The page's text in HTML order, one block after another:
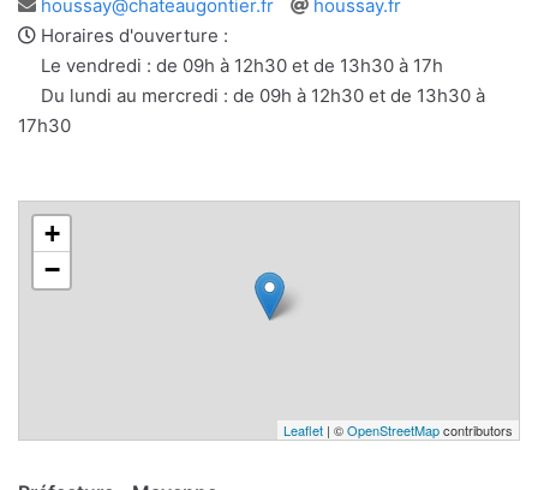
e-
mail
houssay@chateaugontier.fr
houssay.fr
Horaires d'ouverture :
Le vendredi : de 09h à 12h30 et de 13h30 à 17h
Du lundi au mercredi : de 09h à 12h30 et de 13h30 à
17h30
+
−
Leaflet | ©OpenStreetMapcontributors